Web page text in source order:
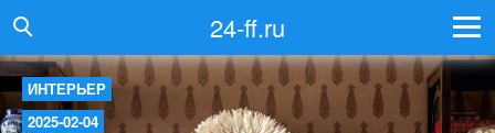
24-ff.ru
ИНТЕРЬЕР
2025-02-04